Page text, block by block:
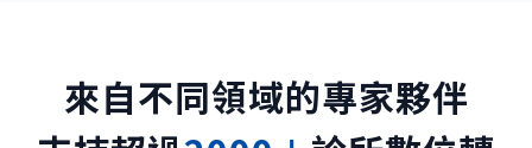
來自不同領域的專家夥伴